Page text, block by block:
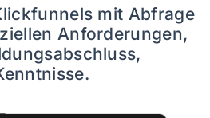
mit Abfrage
Anforderungen,